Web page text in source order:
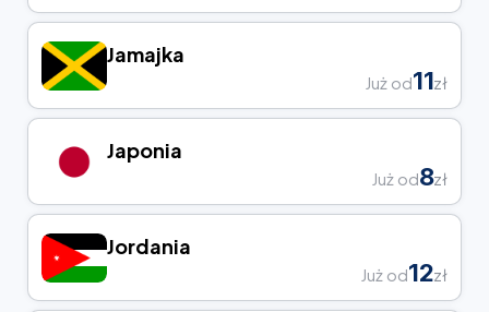
Jamajka
Już od11zł
Japonia
Już od8zł
Jordania
Już od12zł